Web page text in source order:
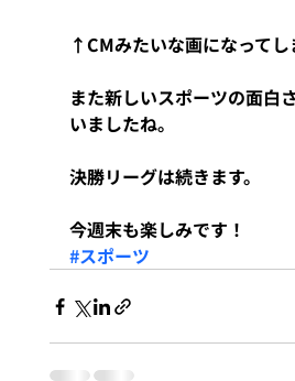
↑CMみたいな画になってし
また新しいスポーツの面白
いましたね。
決勝リーグは続きます。
今週末も楽しみです！
#スポーツ